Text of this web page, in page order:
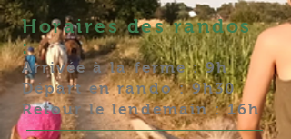
Horaires des randos
:
Arrivée à la ferme : 9h
Départ en rando : 9h30
Retour le lendemain : 16h